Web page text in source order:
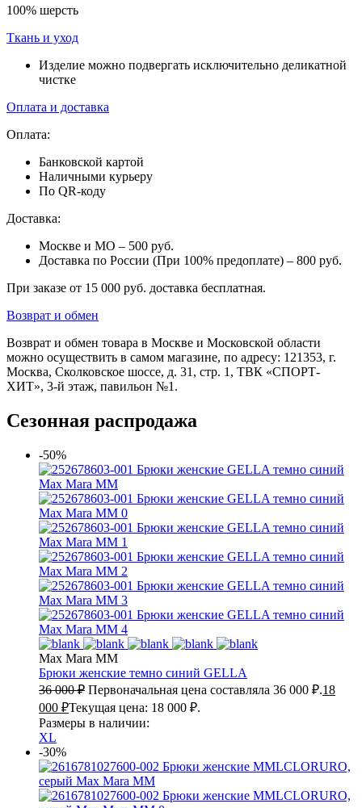
100% шерсть
Ткань и уход
Изделие можно подвергать исключительно деликатной
чистке
Оплата и доставка
Оплата:
Банковской картой
Наличными курьеру
По QR-коду
Доставка:
Москве и МО – 500 руб.
Доставка по России (При 100% предоплате) – 800 руб.
При заказе от 15 000 руб. доставка бесплатная.
Возврат и обмен
Возврат и обмен товара в Москве и Московской области
можно осуществить в самом магазине, по адресу: 121353, г.
Москва, Сколковское шоссе, д. 31, стр. 1, ТВК «СПОРТ-
ХИТ», 3-й этаж, павильон №1.
Сезонная распродажа
-50%
Max Mara MM
Брюки женские темно синий GELLA
36 000₽ Первоначальная цена составляла 36 000 ₽.18
000 ₽Текущая цена: 18 000 ₽.
Размеры в наличии:
XL
-30%